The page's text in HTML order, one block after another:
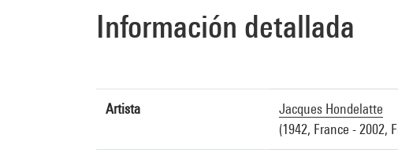
Información detallada
Artista
Jacques Hondelatte
(1942, France - 2002,